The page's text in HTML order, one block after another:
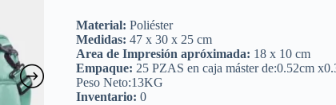
Material: Poliéster
Medidas: 47 x 30 x 25 cm
Area de Impresión apróximada: 18 x 10 cm
Empaque: 25 PZAS en caja máster de:0.52cm
Peso Neto:13KG
Inventario: 0